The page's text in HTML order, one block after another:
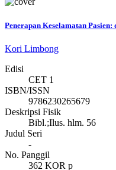
Penerapan Keselamatan
Kori Limbong
Edisi
CET 1
ISBN/ISSN
9786230265679
Deskripsi Fisik
Bibl.;Ilus. hlm. 56
Judul Seri
-
No. Panggil
362 KOR p